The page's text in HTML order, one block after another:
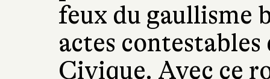
feux du gaullisme
actes
Civique. Avec ce